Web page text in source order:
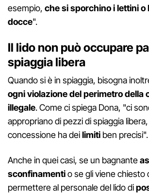
esempio, che si sporchino i lettini o
docce".
Il lido non può occupare
spiaggia libera
Quando si è in spiaggia, bisogna
ogni violazione del perimetro della
illegale. Come ci spiega Dona, "ci
appropriano di pezzi di spiaggia
concessione ha deilimiti ben precisi".
Anche in quei casi, se un bagnante
sconfinamentio se gli viene chiesto
permettere al personale del lido di